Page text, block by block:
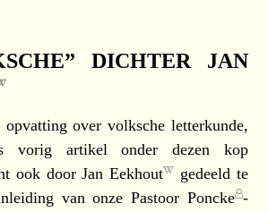
DICHTER JAN
opvatting over volksche letterkunde,
artikel onder dezen kop
ook doorJan Eekhout
gedeeld te
van onze Pastoor Poncke -